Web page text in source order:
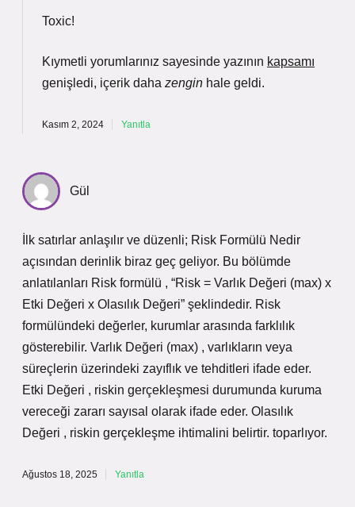
Toxic!
Kıymetli yorumlarınız sayesinde yazının kapsamı
genişledi, içerik daha zengin hale geldi.
Kasım 2, 2024 Yanıtla
Gül
İlk satırlar anlaşılır ve düzenli; Risk Formülü Nedir
açısından derinlik biraz geç geliyor. Bu bölümde
anlatılanları Risk formülü , “Risk = Varlık Değeri (max) x
Etki Değeri x Olasılık Değeri” şeklindedir. Risk
formülündeki değerler, kurumlar arasında farklılık
gösterebilir. Varlık Değeri (max) , varlıkların veya
süreçlerin üzerindeki zayıflık ve tehditleri ifade eder.
Etki Değeri , riskin gerçekleşmesi durumunda kuruma
vereceği zararı sayısal olarak ifade eder. Olasılık
Değeri , riskin gerçekleşme ihtimalini belirtir. toparlıyor.
Ağustos 18, 2025 Yanıtla